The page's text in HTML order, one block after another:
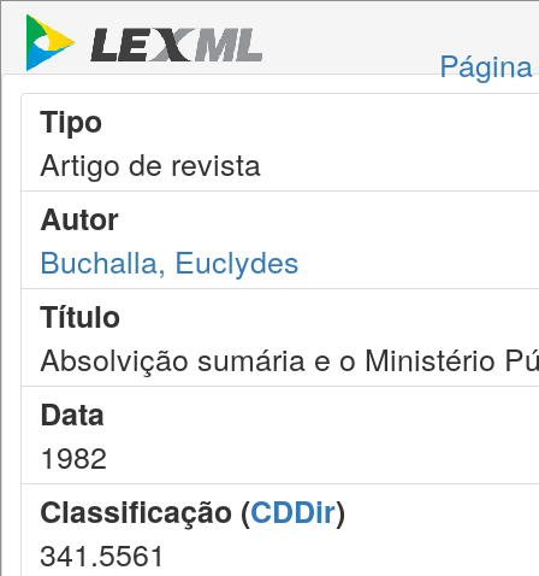
Tipo
Artigo de revista
Autor
Buchalla, Euclydes
Título
Absolvição sumária e o Ministério
Data
1982
Classificação (CDDir)
341.5561